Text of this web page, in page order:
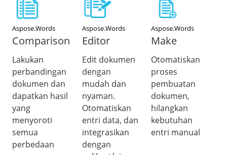
Aspose.Words
Comparison
Lakukan
perbandingan
dokumen dan
dapatkan hasil
yang
menyoroti
semua
perbedaan
Aspose.Words
Editor
Edit dokumen
dengan
mudah dan
nyaman.
Otomatiskan
entri data, dan
integrasikan
dengan
Aspose.Words
Make
Otomatiskan
proses
pembuatan
dokumen,
hilangkan
kebutuhan
entri manual